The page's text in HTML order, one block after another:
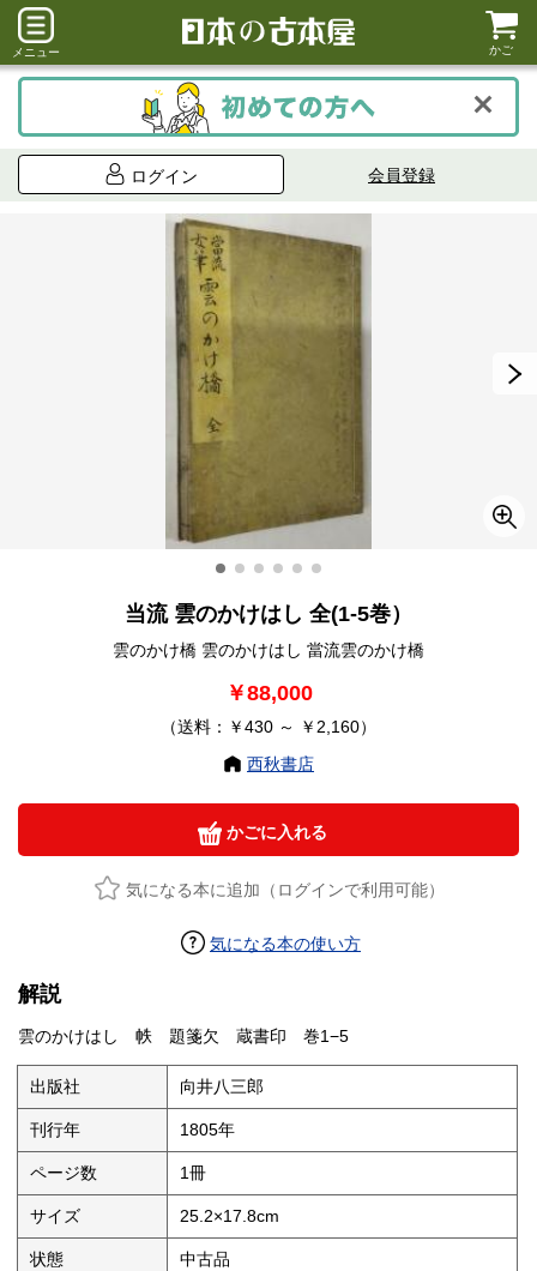
メニュー かご
ログイン 会員登録
当流 雲のかけはし 全(1-5巻）
雲のかけ橋 雲のかけはし 當流雲のかけ橋
￥88,000
（送料：￥430 ～ ￥2,160）
西秋書店
かごに入れる
気になる本に追加（ログインで利用可能）
気になる本の使い方
解説
雲のかけはし 帙 題箋欠 蔵書印 巻1−5
出版社 向井八三郎
刊行年 1805年
ページ数 1冊
サイズ 25.2×17.8cm
状態 中古品